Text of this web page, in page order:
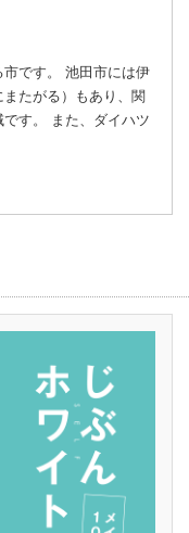
です。 池田市には伊
たがる）もあり、関
す。 また、ダイハツ